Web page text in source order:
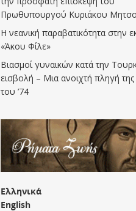
Πρωθυπουργού Κυριάκου
Η νεανική παραβατικότητα στην
«Άκου Φίλε»
Βιασμοί γυναικών κατά την
εισβολή – Μια ανοιχτή πληγή της
του ’74
Ελληνικά
English